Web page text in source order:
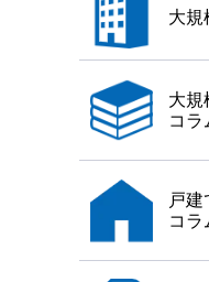
大規
大規
コラ
戸
コラ